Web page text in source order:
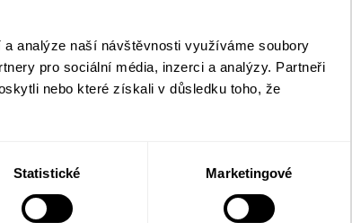
analýze naší návštěvnosti využíváme soubory
pro sociální média, inzerci a analýzy. Partneři
nebo které získali v důsledku toho, že
Statistické Marketingové